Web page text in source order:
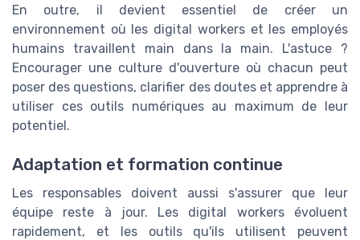
En outre, il devient essentiel de créer un
environnement où les digital workers et les employés
humains travaillent main dans la main. L'astuce ?
Encourager une culture d'ouverture où chacun peut
poser des questions, clarifier des doutes et apprendre à
utiliser ces outils numériques au maximum de leur
potentiel.
Adaptation et formation continue
Les responsables doivent aussi s'assurer que leur
équipe reste à jour. Les digital workers évoluent
rapidement, et les outils qu'ils utilisent peuvent